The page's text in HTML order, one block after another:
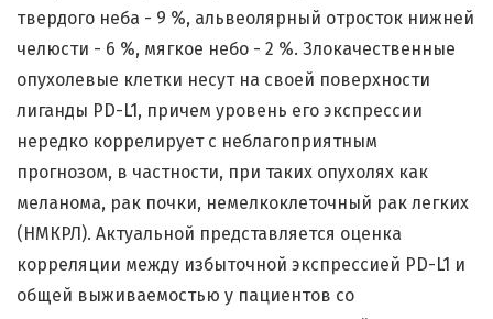
твердого неба - 9 %, альвеолярный отросток нижней
челюсти - 6 %, мягкое небо - 2 %. Злокачественные
опухолевые клетки несут на своей поверхности
лиганды PD-L1, причем уровень его экспрессии
нередко коррелирует с неблагоприятным
прогнозом, в частности, при таких опухолях как
меланома, рак почки, немелкоклеточный рак легких
(НМКРЛ). Актуальной представляется оценка
корреляции между избыточной экспрессией PD-L1 и
общей выживаемостью у пациентов со